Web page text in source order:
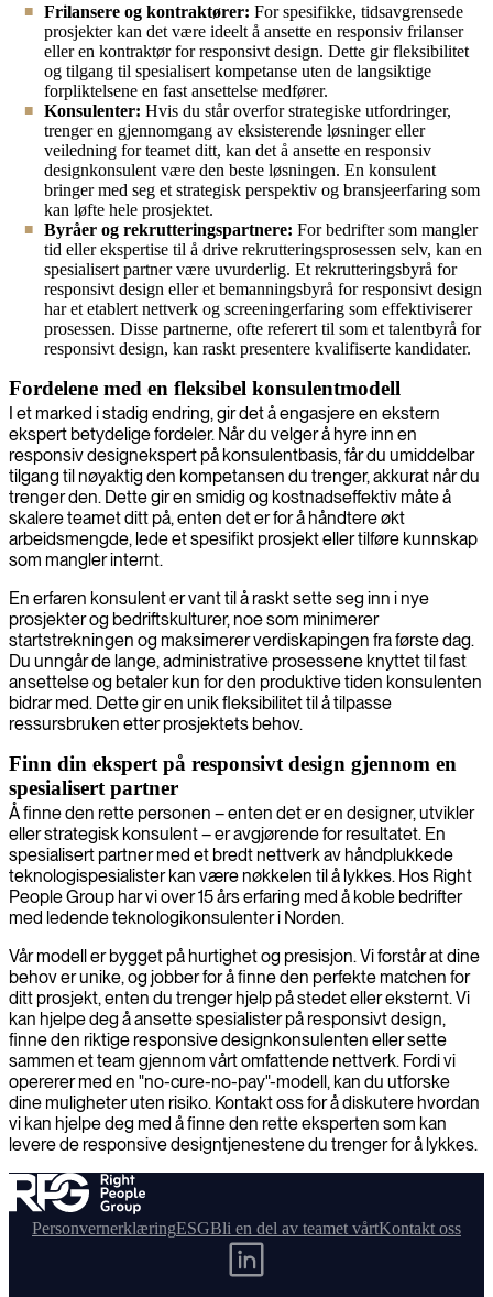
Frilansere og kontraktører: For spesifikke, tidsavgrensede
prosjekter kan det være ideelt å ansette en responsiv frilanser
eller en kontraktør for responsivt design. Dette gir fleksibilitet
og tilgang til spesialisert kompetanse uten de langsiktige
forpliktelsene en fast ansettelse medfører.
Konsulenter: Hvis du står overfor strategiske utfordringer,
trenger en gjennomgang av eksisterende løsninger eller
veiledning for teamet ditt, kan det å ansette en responsiv
designkonsulent være den beste løsningen. En konsulent
bringer med seg et strategisk perspektiv og bransjeerfaring som
kan løfte hele prosjektet.
Byråer og rekrutteringspartnere: For bedrifter som mangler
tid eller ekspertise til å drive rekrutteringsprosessen selv, kan en
spesialisert partner være uvurderlig. Et rekrutteringsbyrå for
responsivt design eller et bemanningsbyrå for responsivt design
har et etablert nettverk og screeningerfaring som effektiviserer
prosessen. Disse partnerne, ofte referert til som et talentbyrå for
responsivt design, kan raskt presentere kvalifiserte kandidater.
Fordelene med en fleksibel konsulentmodell
I et marked i stadig endring, gir det å engasjere en ekstern
ekspert betydelige fordeler. Når du velger å hyre inn en
responsiv designekspert på konsulentbasis, får du umiddelbar
tilgang til nøyaktig den kompetansen du trenger, akkurat når du
trenger den. Dette gir en smidig og kostnadseffektiv måte å
skalere teamet ditt på, enten det er for å håndtere økt
arbeidsmengde, lede et spesifikt prosjekt eller tilføre kunnskap
som mangler internt.
En erfaren konsulent er vant til å raskt sette seg inn i nye
prosjekter og bedriftskulturer, noe som minimerer
startstrekningen og maksimerer verdiskapingen fra første dag.
Du unngår de lange, administrative prosessene knyttet til fast
ansettelse og betaler kun for den produktive tiden konsulenten
bidrar med. Dette gir en unik fleksibilitet til å tilpasse
ressursbruken etter prosjektets behov.
Finn din ekspert på responsivt design gjennom en
spesialisert partner
Å finne den rette personen – enten det er en designer, utvikler
eller strategisk konsulent – er avgjørende for resultatet. En
spesialisert partner med et bredt nettverk av håndplukkede
teknologispesialister kan være nøkkelen til å lykkes. Hos Right
People Group har vi over 15 års erfaring med å koble bedrifter
med ledende teknologikonsulenter i Norden.
Vår modell er bygget på hurtighet og presisjon. Vi forstår at dine
behov er unike, og jobber for å finne den perfekte matchen for
ditt prosjekt, enten du trenger hjelp på stedet eller eksternt. Vi
kan hjelpe deg å ansette spesialister på responsivt design,
finne den riktige responsive designkonsulenten eller sette
sammen et team gjennom vårt omfattende nettverk. Fordi vi
opererer med en "no-cure-no-pay"-modell, kan du utforske
dine muligheter uten risiko. Kontakt oss for å diskutere hvordan
vi kan hjelpe deg med å finne den rette eksperten som kan
levere de responsive designtjenestene du trenger for å lykkes.
PersonvernerklæringESGBli en del av teamet vårtKontakt oss